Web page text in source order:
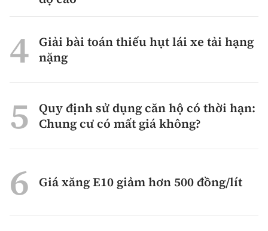
Giải bài toán thiếu hụt lái xe tải hạng
nặng
Quy định sử dụng căn hộ có thời hạn:
Chung cư có mất giá không?
Giá xăng E10 giảm hơn 500 đồng/lít